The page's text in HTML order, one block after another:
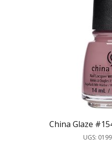
China Glaze
UGS: